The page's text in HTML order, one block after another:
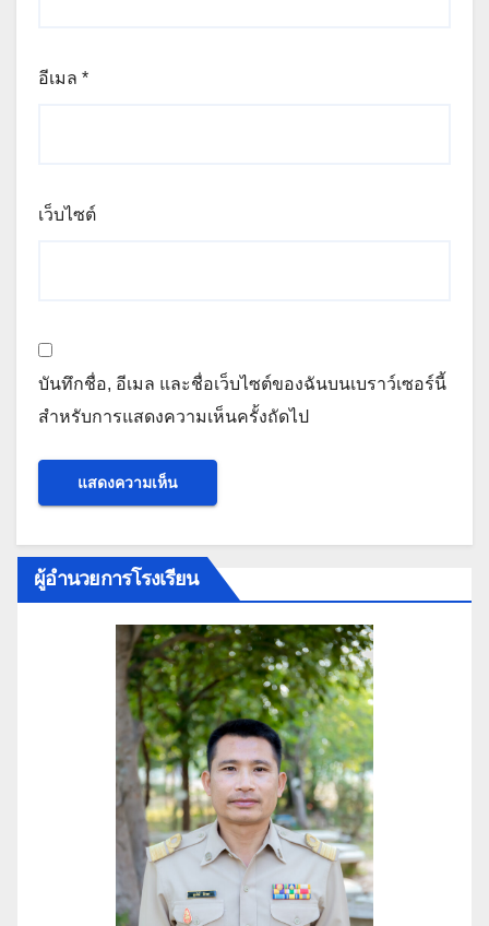
อีเมล *
เว็บไซต์
บันทึกชื่อ, อีเมล และชื่อเว็บไซต์ของฉันบนเบราว์เซอร์นี้
สำหรับการแสดงความเห็นครั้งถัดไป
ผู้อำนวยการโรงเรียน